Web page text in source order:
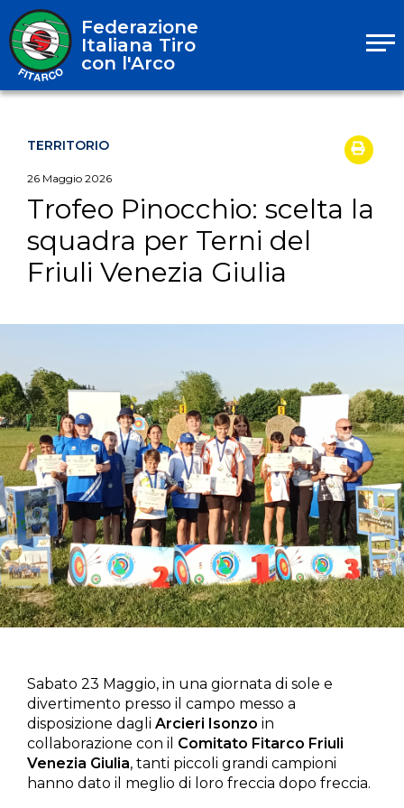
Federazione
Italiana Tiro
con l'Arco
TERRITORIO
26 Maggio 2026
Trofeo Pinocchio: scelta la
squadra per Terni del
Friuli Venezia Giulia
Sabato 23 Maggio, in una giornata di sole e
divertimento presso il campo messo a
disposizione dagli Arcieri Isonzo in
collaborazione con il Comitato Fitarco Friuli
Venezia Giulia, tanti piccoli grandi campioni
hanno dato il meglio di loro freccia dopo freccia.